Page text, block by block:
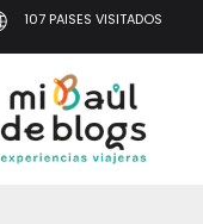
107 PAISES VISITADOS